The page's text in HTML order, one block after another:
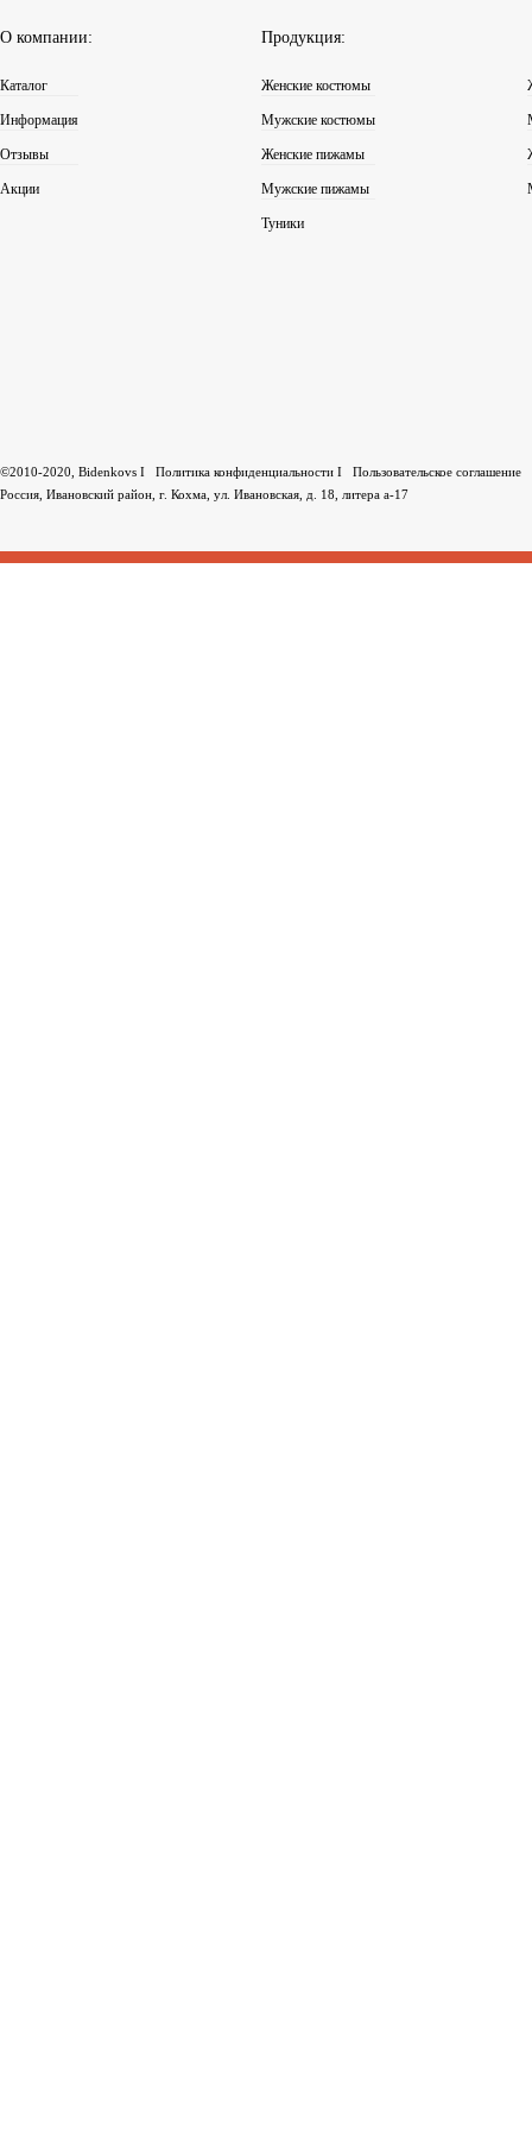
О компании:
Каталог
Информация
Отзывы
Акции
Продукция:
Женские костюмы
Мужские костюмы
Женские пижамы
Мужские пижамы
Туники
©2010-2020, Bidenkovs I Политика конфиденциальности I
Пользовательское соглашение
Россия, Ивановский район, г. Кохма, ул. Ивановская, д. 18, литера а-17